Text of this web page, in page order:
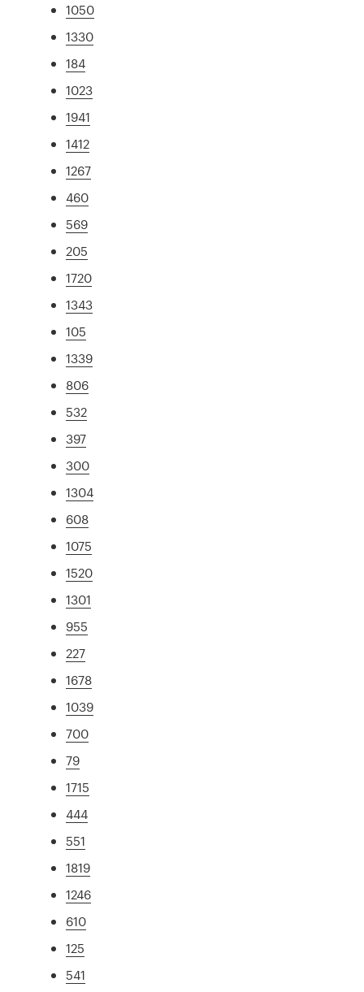
1050
1330
184
1023
1941
1412
1267
460
569
205
1720
1343
105
1339
806
532
397
300
1304
608
1075
1520
1301
955
227
1678
1039
700
79
1715
444
551
1819
1246
610
125
541